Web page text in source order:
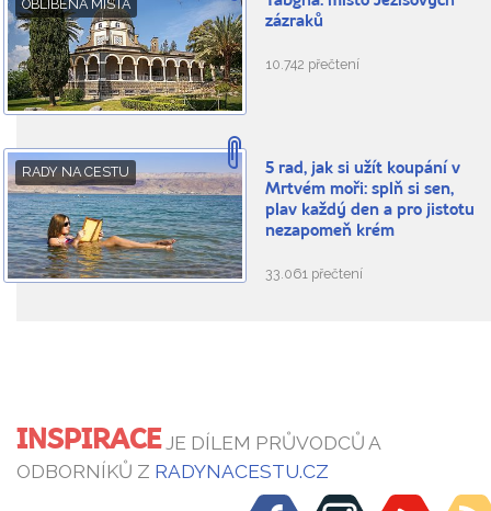
OBLÍBENÁ MÍSTA
zázraků
10.742 přečtení
RADY NA CESTU
5 rad, jak si užít koupání v
Mrtvém moři: splň si sen,
plav každý den a pro jistotu
nezapomeň krém
33.061 přečtení
INSPIRACEJE DÍLEM PRŮVODCŮ A
ODBORNÍKŮ Z RADYNACESTU.CZ